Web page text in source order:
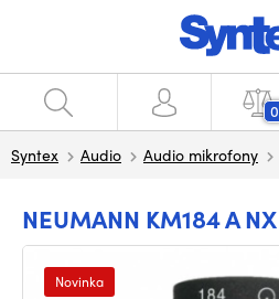
0
Syntex Audio Audio mikrofony
NEUMANN KM184 A NX
Novinka